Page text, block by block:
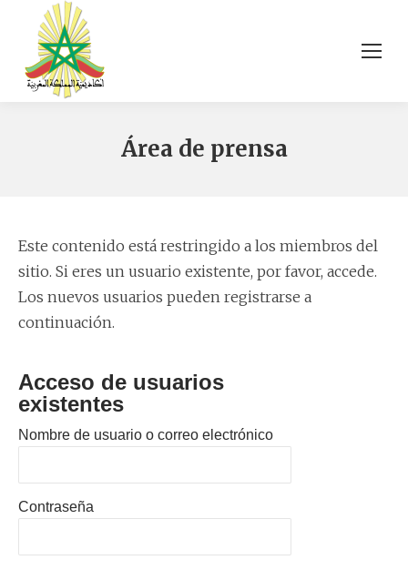
Área de prensa
Este contenido está restringido a los miembros del
sitio. Si eres un usuario existente, por favor, accede.
Los nuevos usuarios pueden registrarse a
continuación.
Acceso de usuarios
existentes
Nombre de usuario o correo electrónico
Contraseña